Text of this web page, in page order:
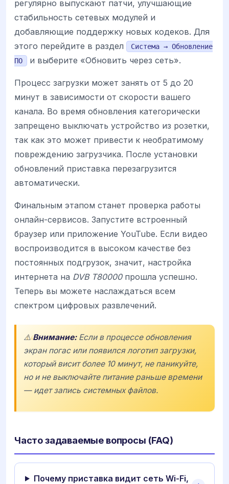
регулярно выпускают патчи, улучшающие
стабильность сетевых модулей и
добавляющие поддержку новых кодеков. Для
этого перейдите в раздел
Система → Обновление
ПО
и выберите «Обновить через сеть».
Процесс загрузки может занять от 5 до 20
минут в зависимости от скорости вашего
канала. Во время обновления категорически
запрещено выключать устройство из розетки,
так как это может привести к необратимому
повреждению загрузчика. После установки
обновлений приставка перезагрузится
автоматически.
Финальным этапом станет проверка работы
онлайн-сервисов. Запустите встроенный
браузер или приложение YouTube. Если видео
воспроизводится в высоком качестве без
постоянных подгрузок, значит, настройка
интернета на DVB T80000прошла успешно.
Теперь вы можете наслаждаться всем
спектром цифровых развлечений.
⚠️Внимание:Если в процессе обновления
экран погас или появился логотип загрузки,
который висит более 10 минут, не паникуйте,
но и не выключайте питание раньше времени
— идет запись системных файлов.
Часто задаваемые вопросы (FAQ)
Почему приставка видит сеть Wi-Fi,